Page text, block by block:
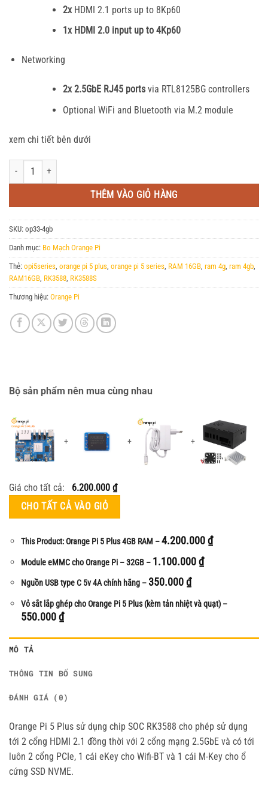
2xHDMI 2.1 ports up to 8Kp60
1x HDMI 2.0 input up to 4Kp60
Networking
2x 2.5GbE RJ45 portsvia RTL8125BG controllers
Optional WiFi and Bluetooth via M.2 module
xem chi tiết bên dưới
Orange Pi 5 Plus 4GB RAM số lượng
THÊM VÀO GIỎ HÀNG
SKU: op33-4gb
Danh mục: Bo Mạch Orange Pi
Thẻ: opi5series orange pi 5 plus orange pi 5 series RAM 16GB ram 4g ram 4gb
RAM16GB RK3588 RK3588S
Thương hiệu: Orange Pi
Bộ sản phẩm nên mua cùng nhau
+ + +
Giá cho tất cả: 6.200.000 ₫
CHO TẤT CẢ VÀO GIỎ
This Product: Orange Pi 5 Plus 4GB RAM –4.200.000₫
Module eMMC cho Orange Pi – 32GB – 1.100.000₫
Nguồn USB type C 5v 4A chính hãng – 350.000₫
Vỏ sắt lắp ghép cho Orange Pi 5 Plus (kèm tản nhiệt và quạt) –
550.000₫
MÔ TẢ
THÔNG TIN BỔ SUNG
ĐÁNH GIÁ (0)
Orange Pi 5 Plus sử dụng chip SOC RK3588 cho phép sử dụng
tới 2 cổng HDMI 2.1 đồng thời với 2 cổng mạng 2.5GbE và có tới
luôn 2 cổng PCIe, 1 cái eKey cho Wifi-BT và 1 cái M-Key cho ổ
cứng SSD NVME.